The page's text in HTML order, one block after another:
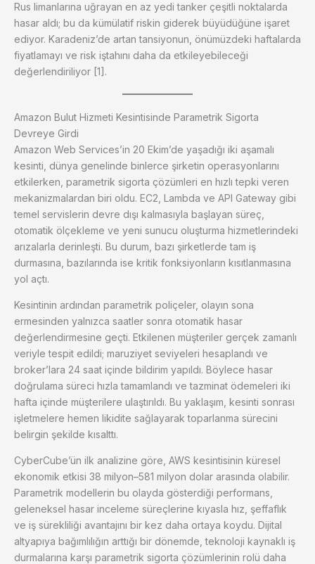
Rus limanlarına uğrayan en az yedi tanker çeşitli noktalarda
hasar aldı; bu da kümülatif riskin giderek büyüdüğüne işaret
ediyor. Karadeniz’de artan tansiyonun, önümüzdeki haftalarda
fiyatlamayı ve risk iştahını daha da etkileyebileceği
değerlendiriliyor [1].
Amazon Bulut Hizmeti Kesintisinde Parametrik Sigorta
Devreye Girdi
Amazon Web Services’in 20 Ekim’de yaşadığı iki aşamalı
kesinti, dünya genelinde binlerce şirketin operasyonlarını
etkilerken, parametrik sigorta çözümleri en hızlı tepki veren
mekanizmalardan biri oldu. EC2, Lambda ve API Gateway gibi
temel servislerin devre dışı kalmasıyla başlayan süreç,
otomatik ölçekleme ve yeni sunucu oluşturma hizmetlerindeki
arızalarla derinleşti. Bu durum, bazı şirketlerde tam iş
durmasına, bazılarında ise kritik fonksiyonların kısıtlanmasına
yol açtı.
Kesintinin ardından parametrik poliçeler, olayın sona
ermesinden yalnızca saatler sonra otomatik hasar
değerlendirmesine geçti. Etkilenen müşteriler gerçek zamanlı
veriyle tespit edildi; maruziyet seviyeleri hesaplandı ve
broker’lara 24 saat içinde bildirim yapıldı. Böylece hasar
doğrulama süreci hızla tamamlandı ve tazminat ödemeleri iki
hafta içinde müşterilere ulaştırıldı. Bu yaklaşım, kesinti sonrası
işletmelere hemen likidite sağlayarak toparlanma sürecini
belirgin şekilde kısalttı.
CyberCube’ün ilk analizine göre, AWS kesintisinin küresel
ekonomik etkisi 38 milyon–581 milyon dolar arasında olabilir.
Parametrik modellerin bu olayda gösterdiği performans,
geleneksel hasar inceleme süreçlerine kıyasla hız, şeffaflık
ve iş sürekliliği avantajını bir kez daha ortaya koydu. Dijital
altyapıya bağımlılığın arttığı bir dönemde, teknoloji kaynaklı iş
durmalarına karşı parametrik sigorta çözümlerinin rolü daha